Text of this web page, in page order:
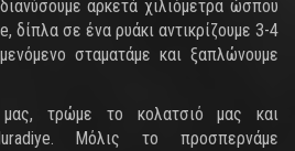
αρκετά χιλιόμετρα ώσπου
δίπλα σε ένα ρυάκι αντικρίζουμε 3-4
σταματάμε και ξαπλώνουμε
τρώμε το κολατσιό μας και
Μόλις το προσπερνάμε